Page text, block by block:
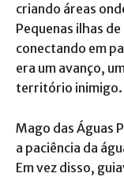
criando áreas
Pequenas ilhas
conectando em
era um avanço,
território inimigo.
Mago das Águas
a paciência da
Em vez disso,